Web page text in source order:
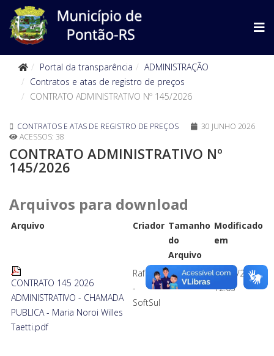
Portal da transparência
ADMINISTRAÇÃO
Contratos e atas de registro de preços
CONTRATO ADMINISTRATIVO Nº 145/2026
CONTRATOS E ATAS DE REGISTRO DE PREÇOS
30 JUNHO 2026
ACESSOS: 38
CONTRATO ADMINISTRATIVO Nº
145/2026
Arquivos para download
Arquivo Criador Tamanho
do
Arquivo
Modificado
em
CONTRATO 145 2026
ADMINISTRATIVO - CHAMADA
PUBLICA - Maria Noroi Willes
Taetti.pdf
Rafaela
-
SoftSul
381 kB
30/06/2026
12:03